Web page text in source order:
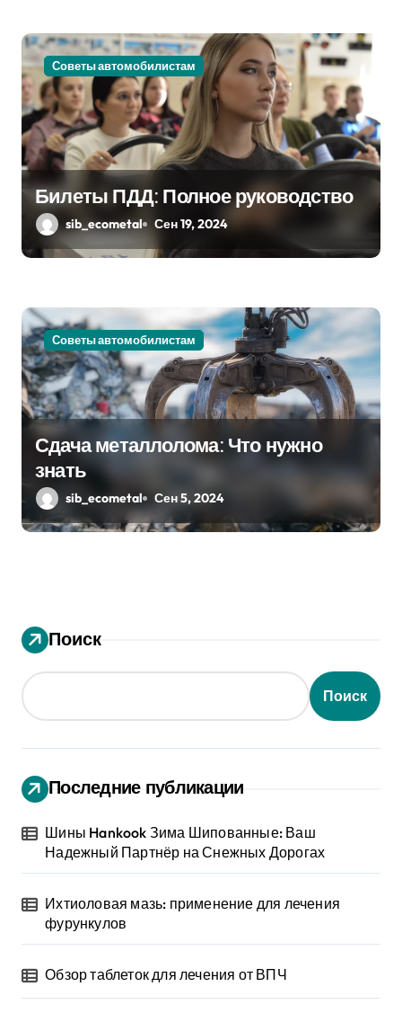
я
м
Советы автомобилистам
Билеты ПДД: Полное руководство
sib_ecometal Сен 19, 2024
Советы автомобилистам
Сдача металлолома: Что нужно
знать
sib_ecometal Сен 5, 2024
Поиск
Поиск
Последние публикации
Шины Hankook Зима Шипованные: Ваш
Надежный Партнёр на Снежных Дорогах
Ихтиоловая мазь: применение для лечения
фурункулов
Обзор таблеток для лечения от ВПЧ